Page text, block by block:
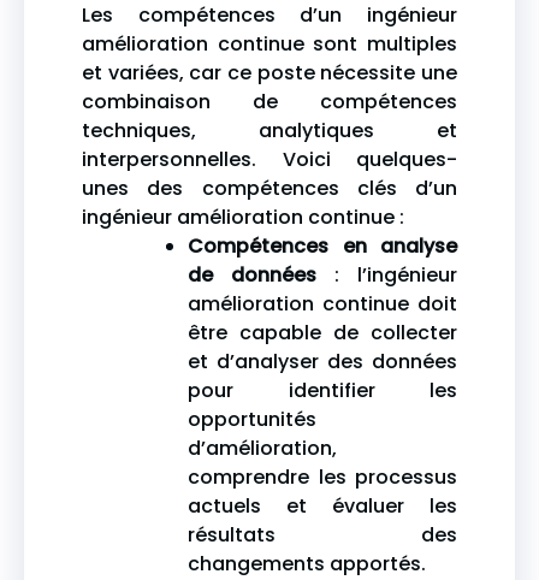
Les compétences d’un ingénieur
amélioration continue sont multiples
et variées, car ce poste nécessite une
combinaison de compétences
techniques, analytiques et
interpersonnelles. Voici quelques-
unes des compétences clés d’un
ingénieur amélioration continue :
Compétences en analyse
de données : l’ingénieur
amélioration continue doit
être capable de collecter
et d’analyser des données
pour identifier les
opportunités
d’amélioration,
comprendre les processus
actuels et évaluer les
résultats des
changements apportés.